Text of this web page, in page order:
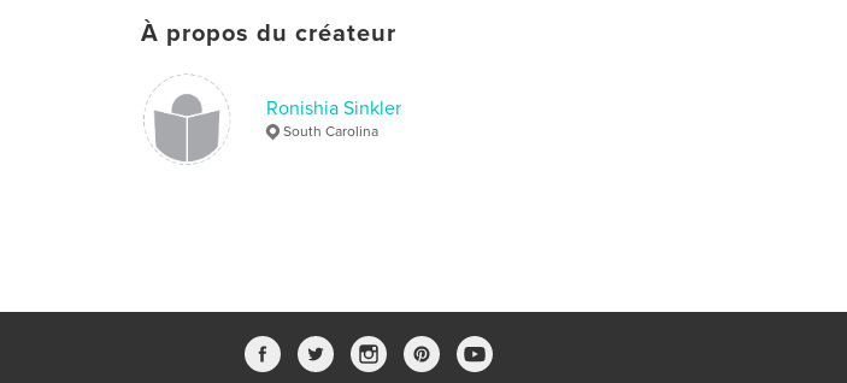
À propos du créateur
Ronishia Sinkler
South Carolina